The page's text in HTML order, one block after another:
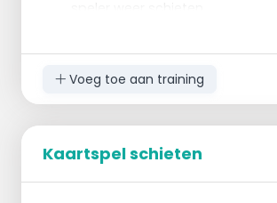
Voeg toe aan training
Kaartspel schieten